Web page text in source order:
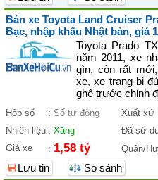
Bán xe Toyota Land Cruiser
Bạc, nhập khẩu Nhật bản, giá
Toyota Prado
năm 2011, xe
gìn, còn rất
xe, xe trang bị
ghế trước chỉnh
Hộp số : Số tự động Xuất xứ
Nhiên liệu : Xăng Đã sử
Giá xe
: 1,58 tỷ Quận/
Lưu tin
So sánh